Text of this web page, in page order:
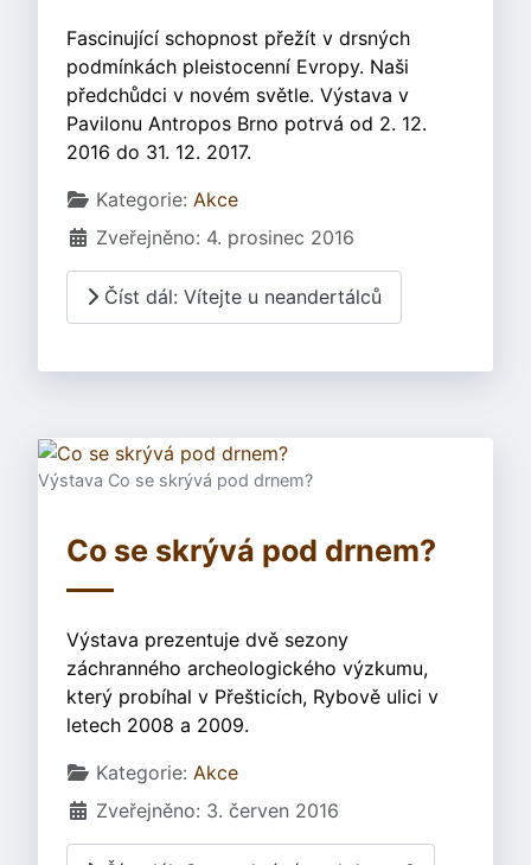
Fascinující schopnost přežít v drsných
podmínkách pleistocenní Evropy. Naši
předchůdci v novém světle. Výstava v
Pavilonu Antropos Brno potrvá od 2. 12.
2016 do 31. 12. 2017.
Základní údaje
Kategorie: Akce
Zveřejněno: 4. prosinec 2016
Číst dál: Vítejte u neandertálců
Výstava Co se skrývá pod drnem?
Co se skrývá pod drnem?
Výstava prezentuje dvě sezony
záchranného archeologického výzkumu,
který probíhal v Přešticích, Rybově ulici v
letech 2008 a 2009.
Základní údaje
Kategorie: Akce
Zveřejněno: 3. červen 2016